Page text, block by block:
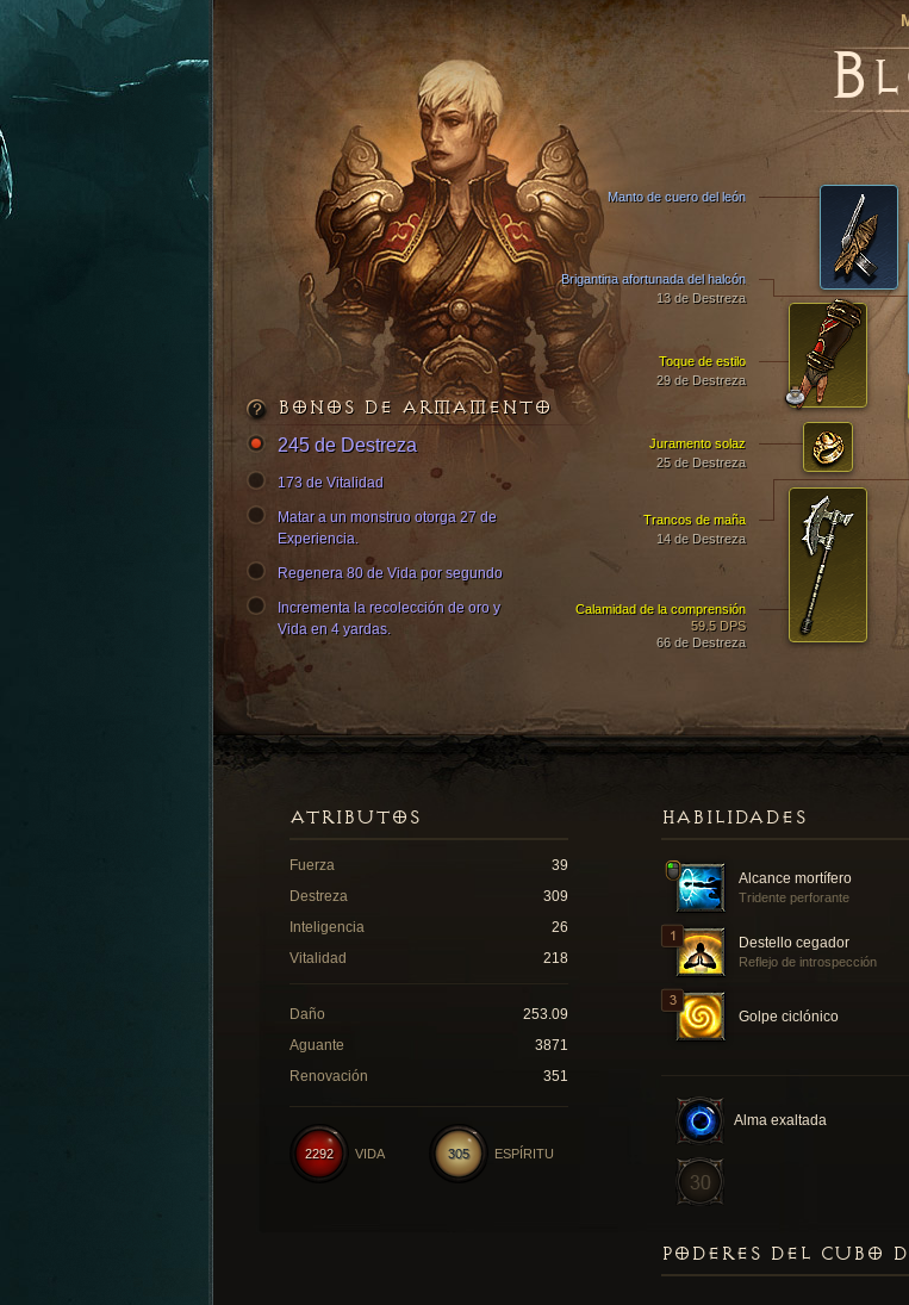
B
Brigantina afortunada del halcón
13 de Destreza
Toque de estilo
29 de Destreza
Manto de cuero del león
Trancos de maña
14 de Destreza
Calamidad de la comprensión
59.5 DPS
66 de Destreza
Juramento solaz
25 de Destreza
BONOS DE ARMAMENTO
245 de Destreza
173 de Vitalidad
Matar a un monstruo otorga 27 de
Experiencia.
Regenera 80 de Vida por segundo
Incrementa la recolección de oro y
Vida en 4 yardas.
HABILIDADES
Alcance mortífero
Tridente perforante
Destello cegador
Reflejo de introspección
Golpe ciclónico
Alma exaltada
ATRIBUTOS
Fuerza
39
Destreza
309
Inteligencia
26
Vitalidad
218
Daño
253.09
Aguante
3871
Renovación
351
305 ESPÍRITU
2292 VIDA
PODERES DEL CUBO